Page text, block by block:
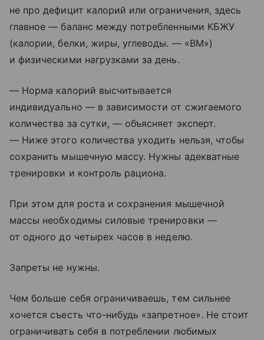
не про дефицит калорий или ограничения, здесь
главное — баланс между потребленными КБЖУ
(калории, белки, жиры, углеводы. — «ВМ»)
и физическими нагрузками за день.
— Норма калорий высчитывается
индивидуально — в зависимости от сжигаемого
количества за сутки, — объясняет эксперт.
— Ниже этого количества уходить нельзя, чтобы
сохранить мышечную массу. Нужны адекватные
тренировки и контроль рациона.
При этом для роста и сохранения мышечной
массы необходимы силовые тренировки —
от одного до четырех часов в неделю.
Запреты не нужны.
Чем больше себя ограничиваешь, тем сильнее
хочется съесть что-нибудь «запретное». Не стоит
ограничивать себя в потреблении любимых